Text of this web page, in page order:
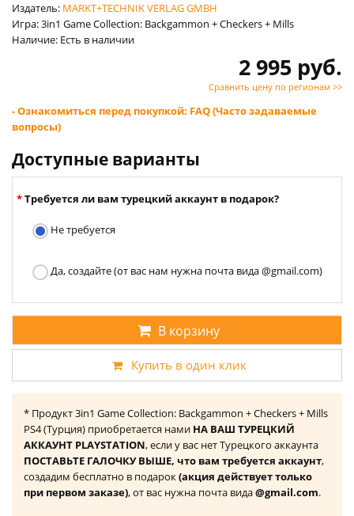
Издатель: MARKT+TECHNIK VERLAG GMBH
Игра: 3in1 Game Collection: Backgammon + Checkers + Mills
Наличие: Есть в наличии
2 995 руб.
Сравнить цену по регионам >>
- Ознакомиться перед покупкой: FAQ (Часто задаваемые
вопросы)
Доступные варианты
Требуется ли вам турецкий аккаунт в подарок?
Не требуется
Да, создайте (от вас нам нужна почта вида @gmail.com)
В корзину
Купить в один клик
* Продукт 3in1 Game Collection: Backgammon + Checkers + Mills
PS4 (Турция) приобретается нами НА ВАШ ТУРЕЦКИЙ
АККАУНТ PLAYSTATION, если у вас нет Турецкого аккаунта
ПОСТАВЬТЕ ГАЛОЧКУ ВЫШЕ, что вам требуется аккаунт,
создадим бесплатно в подарок(акция действует только
при первом заказе), от вас нужна почта вида@gmail.com.